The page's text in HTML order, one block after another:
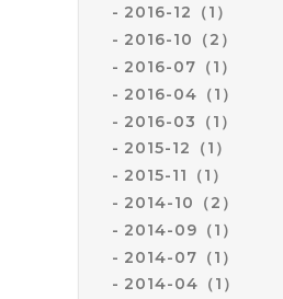
2016-12（1）
2016-10（2）
2016-07（1）
2016-04（1）
2016-03（1）
2015-12（1）
2015-11（1）
2014-10（2）
2014-09（1）
2014-07（1）
2014-04（1）